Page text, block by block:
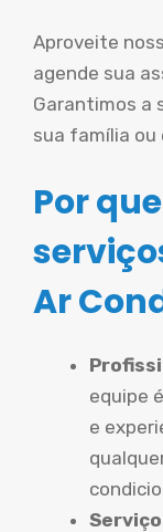
Aproveite
agende sua
Garantimos a
sua família ou
Por
Ar
equipe
e